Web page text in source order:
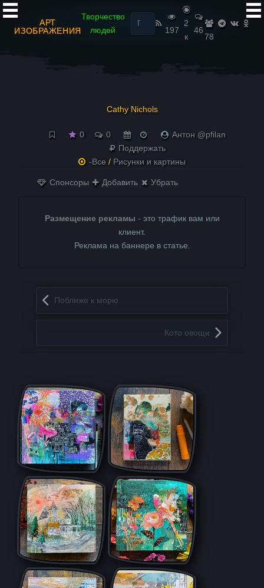
АРТ
ИЗОБРАЖЕНИЯ
Творчество
людей
Найти:
197
2
к
46
78
Cathy Nichols
0 0
Антон @pfilan
Поддержать
-Все / Рисунки и картины
Спонсоры Добавить Убрать
Размещение рекламы - это трафик вам или
клиент.
Реклама на баннере в статье.
Запись навигация
Поближе к морю
Кото овощи